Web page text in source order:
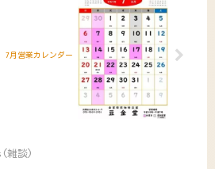
7月営業カレンダー
雑談)